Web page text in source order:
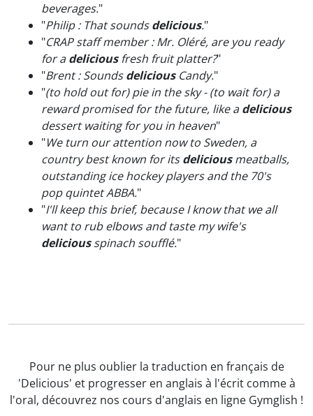
beverages."
"Philip : That soundsdelicious."
"CRAP staff member : Mr. Oléré, are you ready
for adeliciousfresh fruit platter?"
"Brent : SoundsdeliciousCandy."
"(to hold out for) pie in the sky - (to wait for) a
reward promised for the future, like adelicious
dessert waiting for you in heaven"
"We turn our attention now to Sweden, a
country best known for itsdeliciousmeatballs,
outstanding ice hockey players and the 70's
pop quintet ABBA."
"I'll keep this brief, because I know that we all
want to rub elbows and taste my wife's
deliciousspinach soufflé."
Pour ne plus oublier la traduction en français de
'Delicious' et progresser en anglais à l'écrit comme à
l'oral, découvrez nos cours d'anglais en ligne Gymglish !